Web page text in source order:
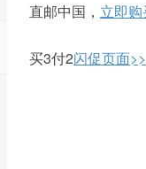
直邮中国， 立即购
买3付2闪促页面>>